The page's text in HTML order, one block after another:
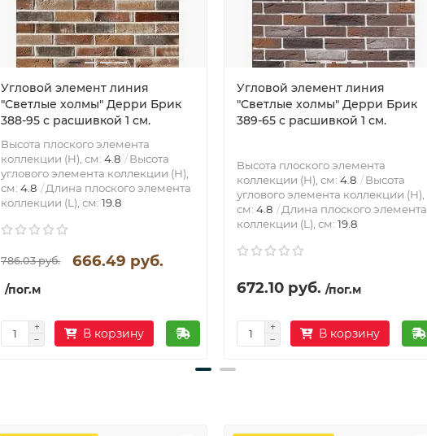
Угловой элемент линия
"Светлые холмы" Дерри Брик
388-95 с расшивкой 1 см.
Высота плоского элемента
коллекции (H), см: 4.8
Высота
углового элемента коллекции (H),
см: 4.8
Длина плоского элемента
коллекции (L), см: 19.8
786.03 руб. 666.49 руб.
/пог.м
В корзину
Угловой элемент линия
"Светлые холмы" Дерри Брик
389-65 с расшивкой 1 см.
Высота плоского элемента
коллекции (H), см: 4.8
Высота
углового элемента коллекции (H),
см: 4.8
Длина плоского элемента
коллекции (L), см: 19.8
672.10 руб. /пог.м
В корзину